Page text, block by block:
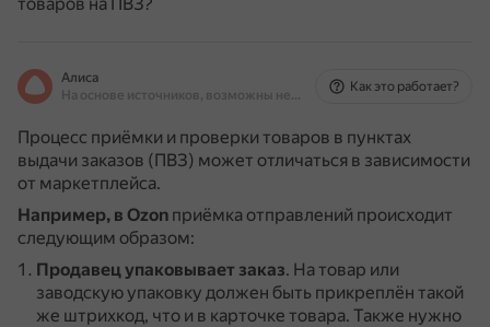
Алиса
На основе источников, возможны неточности
Как это работает?
Процесс приёмки и проверки товаров в пунктах
выдачи заказов (ПВЗ) может отличаться в зависимости
от маркетплейса.
Например, в Ozon приёмка отправлений происходит
следующим образом:
Продавец упаковывает заказ. На товар или
заводскую упаковку должен быть прикреплён такой
же штрихкод, что и в карточке товара. Также нужно